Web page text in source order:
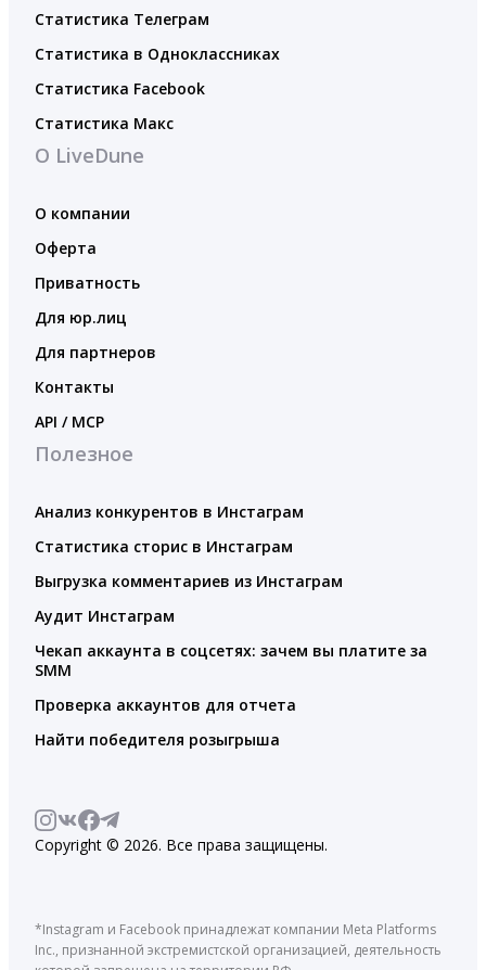
Статистика Телеграм
Статистика в Одноклассниках
Статистика Facebook
Статистика Макс
О LiveDune
О компании
Оферта
Приватность
Для юр.лиц
Для партнеров
Контакты
API / MCP
Полезное
Анализ конкурентов в Инстаграм
Статистика сторис в Инстаграм
Выгрузка комментариев из Инстаграм
Аудит Инстаграм
Чекап аккаунта в соцсетях: зачем вы платите за
SMM
Проверка аккаунтов для отчета
Найти победителя розыгрыша
Copyright © 2026. Все права защищены.
*Instagram и Facebook принадлежат компании Meta Platforms
Inc., признанной экстремистской организацией, деятельность